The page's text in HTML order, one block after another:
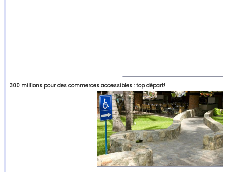
300 millions pour des commerces accessibles : top départ!